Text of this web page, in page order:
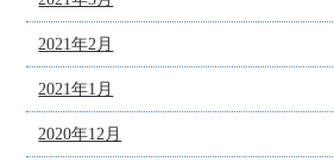
2021年2月
2021年1月
2020年12月